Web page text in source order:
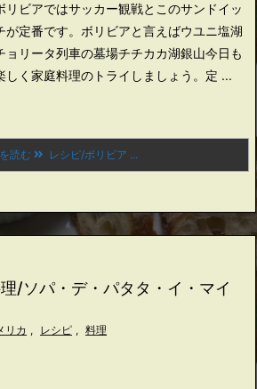
リビアではサッカー観戦とこのサンドイッ
が定番です。 ボリビアと言えばウユニ塩湖
ョリータ列車の墓場チチカカ湖銀山今日も
しく家庭料理のトライしましょう。 定 ...
読む レシピ/ボリビア ...
/ソパ・デ・パタタ・イ・マイ
リカ , レシピ , 料理